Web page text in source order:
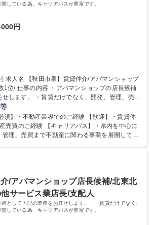
している為、キャリアパスが豊富です。
円
ップ
の店長候補
せします。 ・賃貸だけでなく、開発、管理、売買
パスが豊富です。 【詳細】・賃貸管理
ーション提案 ・店舗の営業目標設定から達成へ
ッフ教育 ・行動策定管理 ・アパート案内 ※業務
【サービス】「敷金・礼金・仲介料ゼロ」のト
店長候補/北東北管理戸数1位/
須】・不動産業界でのご経験 【歓迎】・賃貸仲
売買のご経験 【キャリアパス】・県内を中心に
理、売買まで不動産に関わる事業を展開してい
献のため、ノーザンハピネッツをはじめとした
ポンサーや寄付を実施しています。地場に根付
地域の役に立つ仕事を行います。 学歴・資格
大 専修学校 高校 語学力： 資格：宅地建物取引
動車
介/アパマンショップ店長候補/北東北
サービス業店長/支配人
補として下記の業務をお任せします。 ・賃貸だけでなく、
している為、キャリアパスが豊富です。